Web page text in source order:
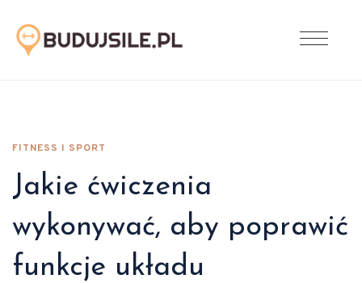
FITNESS I SPORT
Jakie ćwiczenia
wykonywać, aby poprawić
funkcje układu